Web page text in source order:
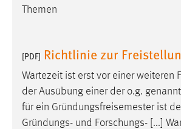
Themen
[PDF] Richtlinie zur
Wartezeit ist erst vor einer weiteren
der Ausübung einer der o.g.
für ein Gründungsfreisemester ist
Gründungs- und Forschungs- [...]
STATISTIK
unsere Besucher unsere Website
Matomo
Name: